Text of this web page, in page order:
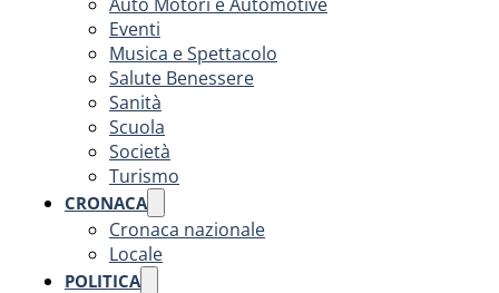
Eventi
Musica e Spettacolo
Salute Benessere
Sanità
Scuola
Società
Turismo
CRONACA
Cronaca nazionale
Locale
POLITICA